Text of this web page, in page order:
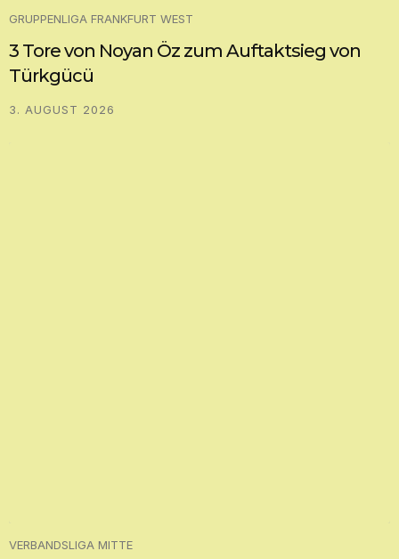
GRUPPENLIGA FRANKFURT WEST
3 Tore von Noyan Öz zum Auftaktsieg von
Türkgücü
3. AUGUST 2026
VERBANDSLIGA MITTE